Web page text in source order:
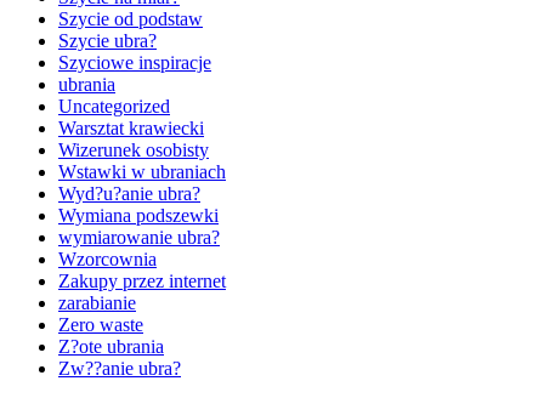
Szycie od podstaw
Szycie ubra?
Szyciowe inspiracje
ubrania
Uncategorized
Warsztat krawiecki
Wizerunek osobisty
Wstawki w ubraniach
Wyd?u?anie ubra?
Wymiana podszewki
wymiarowanie ubra?
Wzorcownia
Zakupy przez internet
zarabianie
Zero waste
Z?ote ubrania
Zw??anie ubra?